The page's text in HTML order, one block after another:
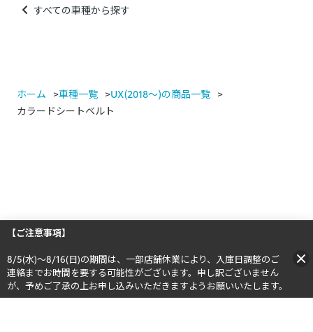
すべての車種から探す
ホーム 車種一覧
UX(2018～)の商品一覧
カラードシートベルト
【ご注意事項】
8/5(水)～8/16(日)の期間は、一部店舗休業により、入庫日調整のご
連絡までお時間を要する可能性がございます。申し訳ございません
が、予めご了承の上お申し込みいただきますようお願いいたします。​​